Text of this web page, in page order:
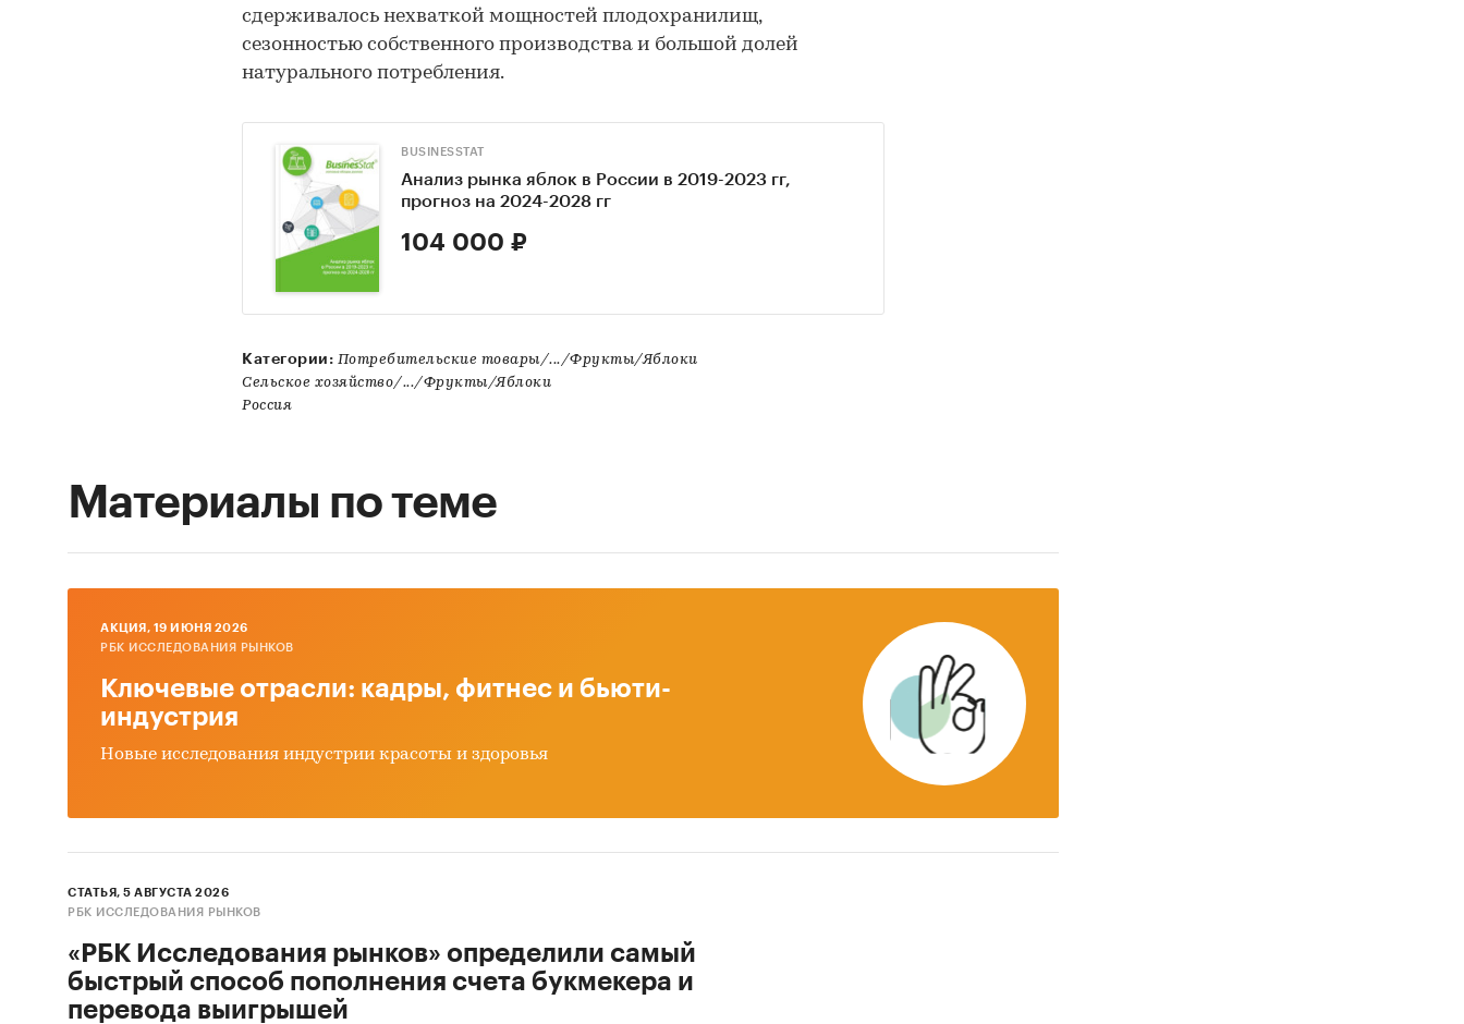
сдерживалось нехваткой мощностей плодохранилищ,
сезонностью собственного производства и большой долей
натурального потребления.
BUSINESSTAT
Анализ рынка яблок в России в 2019-2023 гг,
прогноз на 2024-2028 гг
104 000 ₽
Категории: Потребительские товары/.../Фрукты/Яблоки
Сельское хозяйство/.../Фрукты/Яблоки
Россия
Материалы по теме
AКЦИЯ, 19 ИЮНЯ 2026
РБК ИССЛЕДОВАНИЯ РЫНКОВ
Ключевые отрасли: кадры, фитнес и бьюти-
индустрия
Новые исследования индустрии красоты и здоровья
СТАТЬЯ, 5 АВГУСТА 2026
РБК ИССЛЕДОВАНИЯ РЫНКОВ
«РБК Исследования рынков» определили самый
быстрый способ пополнения счета букмекера и
перевода выигрышей